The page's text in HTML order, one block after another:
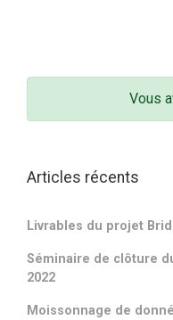
Vous
Articles récents
Livrables du projet
Séminaire de clôture
2022
Moissonnage de